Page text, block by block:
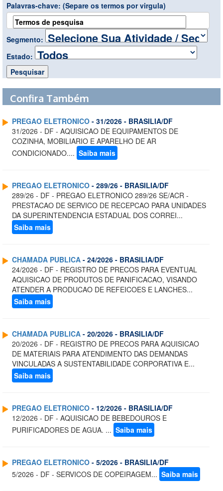
Palavras-chave: (Separe os termos por virgula)
Segmento:
Estado:
Confira Também
PREGAO ELETRONICO - 31/2026 - BRASILIA/DF
31/2026 - DF - AQUISICAO DE EQUIPAMENTOS DE
COZINHA, MOBILIARIO E APARELHO DE AR
CONDICIONADO.... Saiba mais
PREGAO ELETRONICO - 289/26 - BRASILIA/DF
289/26 - DF - PREGAO ELETRONICO 289/26 SE/ACR -
PRESTACAO DE SERVICO DE RECEPCAO PARA UNIDADES
DA SUPERINTENDENCIA ESTADUAL DOS CORREI...
Saiba mais
CHAMADA PUBLICA - 24/2026 - BRASILIA/DF
24/2026 - DF - REGISTRO DE PRECOS PARA EVENTUAL
AQUISICAO DE PRODUTOS DE PANIFICACAO, VISANDO
ATENDER A PRODUCAO DE REFEICOES E LANCHES...
Saiba mais
CHAMADA PUBLICA - 20/2026 - BRASILIA/DF
20/2026 - DF - REGISTRO DE PRECOS PARA AQUISICAO
DE MATERIAIS PARA ATENDIMENTO DAS DEMANDAS
VINCULADAS A SUSTENTABILIDADE CORPORATIVA E...
Saiba mais
PREGAO ELETRONICO - 12/2026 - BRASILIA/DF
12/2026 - DF - AQUISICAO DE BEBEDOUROS E
PURIFICADORES DE AGUA. ... Saiba mais
PREGAO ELETRONICO - 5/2026 - BRASILIA/DF
5/2026 - DF - SERVICOS DE COPEIRAGEM... Saiba mais